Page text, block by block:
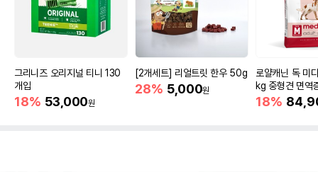
그리니즈 오리지널 티니 130
개입
18% 53,000원
[2개세트] 리얼트릿 한우 50g
28% 5,000원
로얄캐닌 독 미
kg 중형견 면역
18%